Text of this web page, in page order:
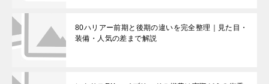
80ハリアー前期と後期の違いを完全整理｜見た目・
装備・人気の差まで解説